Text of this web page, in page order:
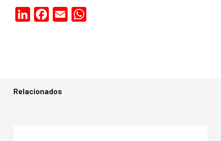
LinkedInFacebook
Email
Relacionados